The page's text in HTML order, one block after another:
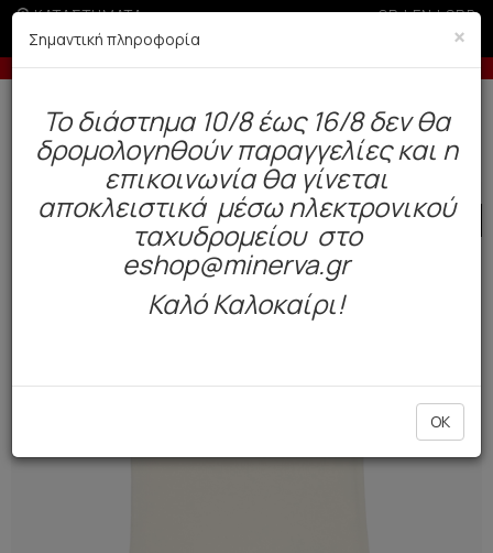
ΚΑΤΑΣΤΗΜΑΤΑ GR|EN|SRB
Έως 3 άτοκες δόσεις με πιστωτική άνω των 50€
Δωρεάν αποστολή άνω των 49€. Παράδοση σε 3-5 εργάσιμες.
Παιδί Βρέφος Αγόρι Βαπτιστικά
SALE
×
Σημαντική πληροφορία
To διάστημα 10/8 έως 16/8 δεν θα
δρομολογηθούν παραγγελίες και η
επικοινωνία θα γίνεται
αποκλειστικά μέσω ηλεκτρονικού
ταχυδρομείου στο
eshop@minerva.gr
Καλό Καλοκαίρι!
OK